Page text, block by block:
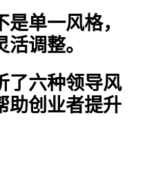
单一风格，
调整。
了六种领导风
助创业者提升